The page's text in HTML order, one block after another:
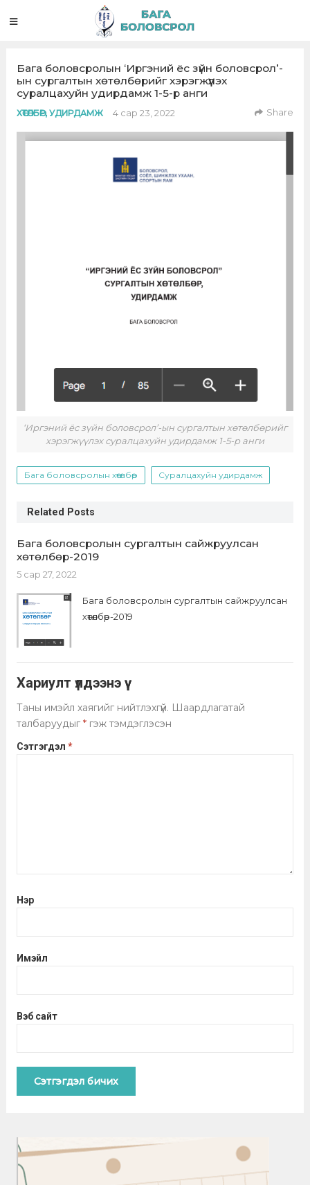
Бага боловсролын ‘Иргэний ёс зүйн боловсрол’-
ын сургалтын хөтөлбөрийг хэрэгжүүлэх
суралцахуйн удирдамж 1-5-р анги
ХӨТӨЛБӨР, УДИРДАМЖ 4 сар 23, 2022 Share
‘Иргэний ёс зүйн боловсрол’-ын сургалтын хөтөлбөрийг
хэрэгжүүлэх суралцахуйн удирдамж 1-5-р анги
Бага боловсролын хөтөлбөр Суралцахуйн удирдамж
Related Posts
Бага боловсролын сургалтын сайжруулсан
хөтөлбөр-2019
5 сар 27, 2022
Бага боловсролын сургалтын сайжруулсан
хөтөлбөр-2019
Хариулт үлдээнэ үү
Таны имэйл хаягийг нийтлэхгүй. Шаардлагатай
талбаруудыг *гэж тэмдэглэсэн
Сэтгэгдэл *
Нэр
Имэйл
Вэб сайт